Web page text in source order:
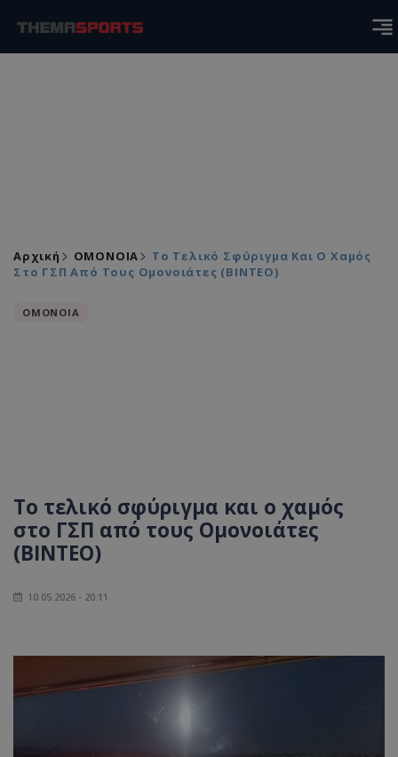
Αρχική ΟΜΟΝΟΙΑ
Το Τελικό Σφύριγμα Και Ο Χαμός
Στο ΓΣΠ Από Τους Ομονοιάτες (ΒΙΝΤΕΟ)
ΟΜΟΝΟΙΑ
Το τελικό σφύριγμα και ο χαμός
στο ΓΣΠ από τους Ομονοιάτες
(ΒΙΝΤΕΟ)
10.05.2026 - 20:11